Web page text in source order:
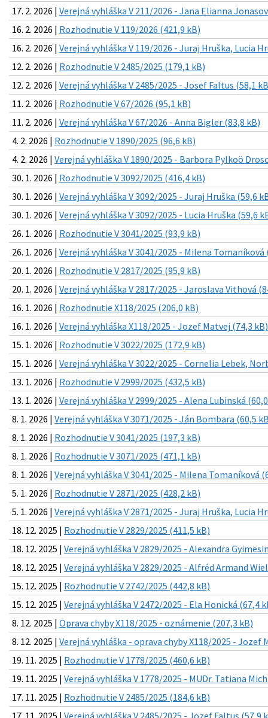
17. 2. 2026 | Verejná vyhláška V 211/2026 - Jana Elianna
16. 2. 2026 | Rozhodnutie V 119/2026 (421,9 kB)
16. 2. 2026 | Verejná vyhláška V 119/2026 - Juraj Hruška, Lucia
12. 2. 2026 | Rozhodnutie V 2485/2025 (179,1 kB)
12. 2. 2026 | Verejná vyhláška V 2485/2025 - Josef Faltus (58,1
11. 2. 2026 | Rozhodnutie V 67/2026 (95,1 kB)
11. 2. 2026 | Verejná vyhláška V 67/2026 - Anna Bigler (83,8 kB)
4. 2. 2026 | Rozhodnutie V 1890/2025 (96,6 kB)
4. 2. 2026 | Verejná vyhláška V 1890/2025 - Barbora Pylkoö
30. 1. 2026 | Rozhodnutie V 3092/2025 (416,4 kB)
30. 1. 2026 | Verejná vyhláška V 3092/2025 - Juraj Hruška (59,6
30. 1. 2026 | Verejná vyhláška V 3092/2025 - Lucia Hruška (59,6
26. 1. 2026 | Rozhodnutie V 3041/2025 (93,9 kB)
26. 1. 2026 | Verejná vyhláška V 3041/2025 - Milena Tomaníková
20. 1. 2026 | Rozhodnutie V 2817/2025 (95,9 kB)
20. 1. 2026 | Verejná vyhláška V 2817/2025 - Jaroslava Vithová
16. 1. 2026 | Rozhodnutie X118/2025 (206,0 kB)
16. 1. 2026 | Verejná vyhláška X118/2025 - Jozef Matvej (74,3 kB)
15. 1. 2026 | Rozhodnutie V 3022/2025 (172,9 kB)
15. 1. 2026 | Verejná vyhláška V 3022/2025 - Cornelia Lebek,
13. 1. 2026 | Rozhodnutie V 2999/2025 (432,5 kB)
13. 1. 2026 | Verejná vyhláška V 2999/2025 - Alena Lubinská
8. 1. 2026 | Verejná vyhláška V 3071/2025 - Ján Bombara (60,5
8. 1. 2026 | Rozhodnutie V 3041/2025 (197,3 kB)
8. 1. 2026 | Rozhodnutie V 3071/2025 (471,1 kB)
8. 1. 2026 | Verejná vyhláška V 3041/2025 - Milena Tomaníková
5. 1. 2026 | Rozhodnutie V 2871/2025 (428,2 kB)
5. 1. 2026 | Verejná vyhláška V 2871/2025 - Juraj Hruška, Lucia
18. 12. 2025 | Rozhodnutie V 2829/2025 (411,5 kB)
18. 12. 2025 | Verejná vyhláška V 2829/2025 - Alexandra
18. 12. 2025 | Verejná vyhláška V 2829/2025 - Alfréd Armand
15. 12. 2025 | Rozhodnutie V 2742/2025 (442,8 kB)
15. 12. 2025 | Verejná vyhláška V 2472/2025 - Ela Honická (67,4
8. 12. 2025 | Oprava chyby X118/2025 - oznámenie (207,3 kB)
8. 12. 2025 | Verejná vyhláška - oprava chyby X118/2025 - Jozef
19. 11. 2025 | Rozhodnutie V 1778/2025 (460,6 kB)
19. 11. 2025 | Verejná vyhláška V 1778/2025 - MUDr. Tatiana
17. 11. 2025 | Rozhodnutie V 2485/2025 (184,6 kB)
17. 11. 2025 | Verejná vyhláška V 2485/2025 - Jozef Faltus (57,9